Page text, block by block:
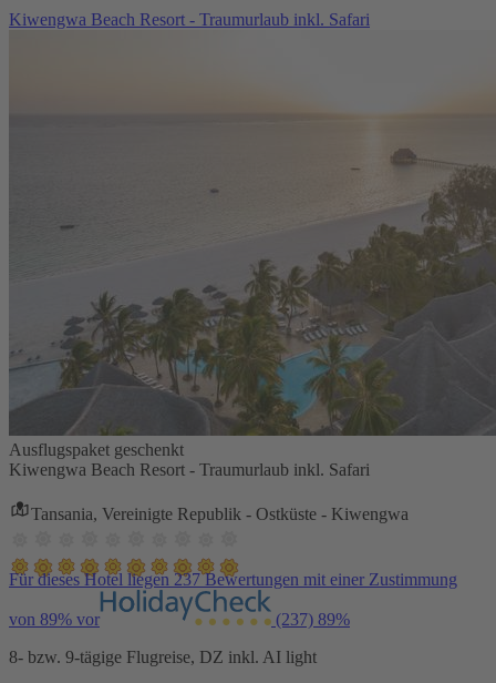
Kiwengwa Beach Resort - Traumurlaub inkl. Safari
Ausflugspaket geschenkt
Kiwengwa Beach Resort - Traumurlaub inkl. Safari
Tansania, Vereinigte Republik - Ostküste - Kiwengwa
Für dieses Hotel liegen 237 Bewertungen mit einer Zustimmung
von 89% vor (237) 89%
8- bzw. 9-tägige Flugreise, DZ inkl. AI light